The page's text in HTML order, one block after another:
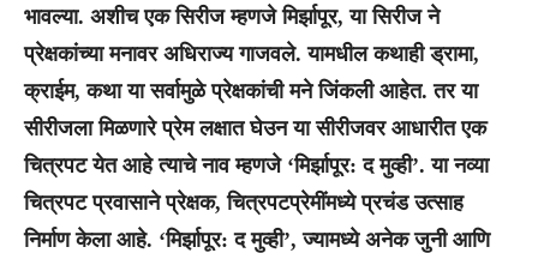
भावल्या. अशीच एक सिरीज म्हणजे मिर्झापूर, या सिरीज ने
प्रेक्षकांच्या मनावर अधिराज्य गाजवले. यामधील कथाही ड्रामा,
क्राईम, कथा या सर्वामुळे प्रेक्षकांची मने जिंकली आहेत. तर या
सीरीजला मिळणारे प्रेम लक्षात घेउन या सीरीजवर आधारीत एक
चित्रपट येत आहे त्याचे नाव म्हणजे ‘मिर्झापूर: द मुव्ही’. या नव्या
चित्रपट प्रवासाने प्रेक्षक, चित्रपटप्रेमींमध्ये प्रचंड उत्साह
निर्माण केला आहे. ‘मिर्झापूर: द मुव्ही’, ज्यामध्ये अनेक जुनी आणि